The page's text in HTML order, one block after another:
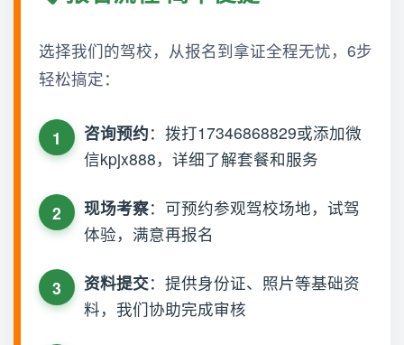
选择我们的驾校，从报名到拿证全程无忧，6步
轻松搞定：
咨询预约：拨打17346868829或添加微
信kpjx888，详细了解套餐和服务
现场考察：可预约参观驾校场地，试驾
体验，满意再报名
资料提交：提供身份证、照片等基础资
料，我们协助完成审核